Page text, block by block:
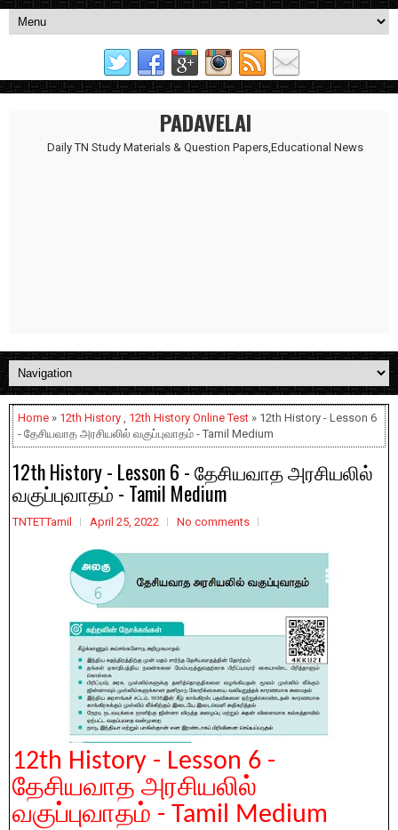
PADAVELAI
Daily TN Study Materials & Question Papers,Educational News
Home » 12th History , 12th History Online Test » 12th History - Lesson 6
- தேசியவாத அரசியலில் வகுப்புவாதம் - Tamil Medium
12th History - Lesson 6 - தேசியவாத அரசியலில்
வகுப்புவாதம் - Tamil Medium
TNTETTamil April 25, 2022 No comments
12th History - Lesson 6 -
தேசியவாத அரசியலில்
வகுப்புவாதம் - Tamil Medium